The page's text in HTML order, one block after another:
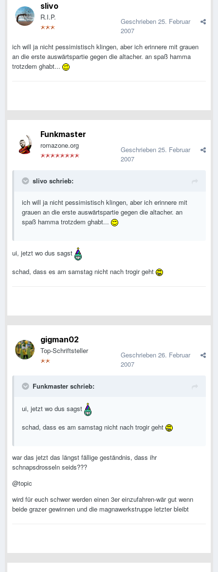
slivo
R.I.P. Geschrieben 25. Februar
2007
ich will ja nicht pessimistisch klingen, aber ich erinnere mit grauen
an die erste auswärtspartie gegen die altacher. an spaß hamma
trotzdem ghabt...
Funkmaster
romazone.org Geschrieben 25. Februar
2007
slivo schrieb:
ich will ja nicht pessimistisch klingen, aber ich erinnere mit
grauen an die erste auswärtspartie gegen die altacher. an
spaß hamma trotzdem ghabt...
ui, jetzt wo dus sagst
schad, dass es am samstag nicht nach trogir geht
gigman02
Top-Schriftsteller Geschrieben 26. Februar
2007
Funkmaster schrieb:
ui, jetzt wo dus sagst
schad, dass es am samstag nicht nach trogir geht
war das jetzt das längst fällige geständnis, dass ihr
schnapsdrosseln seids???
@topic
wird für euch schwer werden einen 3er einzufahren-wär gut wenn
beide grazer gewinnen und die magnawerkstruppe letzter bleibt